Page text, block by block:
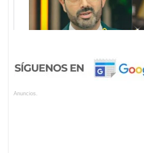
Anuncios.